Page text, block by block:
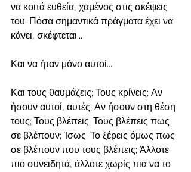
να κοιτά ευθεία, χαμένος στις σκέψεις
του. Πόσα σημαντικά πράγματα έχει να
κάνει, σκέφτεται...
Και να ήταν μόνο αυτοί...
Και τους θαυμάζεις; Τους κρίνεις; Αν
ήσουν αυτοί, αυτές; Αν ήσουν στη θέση
τους; Τους βλέπεις. Τους βλέπεις πως
σε βλέπουν; Ίσως. Το ξέρεις όμως πως
σε βλέπουν που τους βλέπεις; Άλλοτε
πιο συνειδητά, άλλοτε χωρίς πια να το